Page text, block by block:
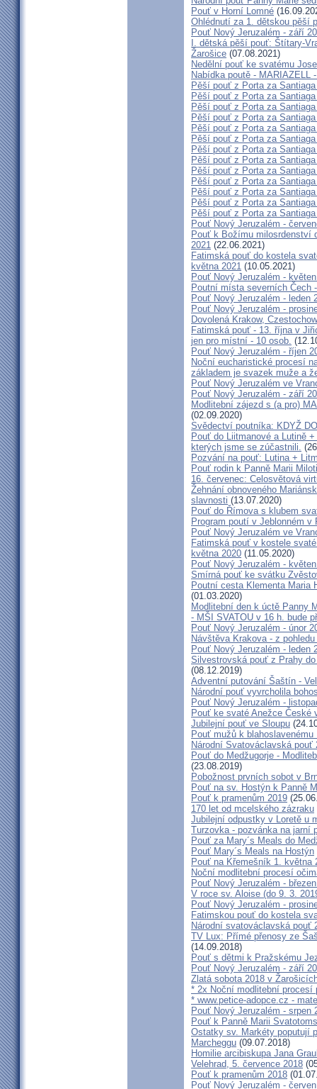
Pouť v Horní Lomné
Ohlédnutí za 1. dětskou pěší
Pouť Nový Jeruzalém - září
I. dětská pěší pouť: Štítary-
Žarošice (07.08.2021)
Nedělní pouť ke svatému
Nabídka poutě - MARIAZELL
Pěší pouť z Porta za
Pěší pouť z Porta za
Pěší pouť z Porta za
Pěší pouť z Porta za
Pěší pouť z Porta za
Pěší pouť z Porta za
Pěší pouť z Porta za
Pěší pouť z Porta za
Pěší pouť z Porta za
Pěší pouť z Porta za
Pěší pouť z Porta za
Pěší pouť z Porta za
Pěší pouť z Porta za
Pouť Nový Jeruzalém -
Pouť k Božímu milosrdenství
2021 (22.06.2021)
Fatimská pouť do kostela
května 2021 (10.05.2021)
Pouť Nový Jeruzalém -
Poutní místa severních Čech
Pouť Nový Jeruzalém - leden
Pouť Nový Jeruzalém -
Dovolená Krakow,
Fatimská pouť - 13. října v
jen pro místní - 10 osob.
Pouť Nový Jeruzalém - říjen
Noční eucharistické procesí
základem je svazek muže a
Pouť Nový Jeruzalém ve
Pouť Nový Jeruzalém - září
Modlitební zájezd s (a pro)
(02.09.2020)
Svědectví poutníka: KDYŽ
Pouť do Liitmanové a Lutině
kterých jsme se zúčastnili.
Pozvání na pouť: Lutina +
Pouť rodin k Panně Marii
16. červenec: Celosvětová
Žehnání obnoveného
slavnosti (13.07.2020)
Pouť do Římova s klubem
Program poutí v Jeblonném v
Pouť Nový Jeruzalém ve
Fatimská pouť v kostele
května 2020 (11.05.2020)
Pouť Nový Jeruzalém -
Smírná pouť ke svátku
Poutní cesta Klementa Maria
(01.03.2020)
Modlitební den k úctě Panny
- MŠI SVATOU v 16 h. bude
Pouť Nový Jeruzalém - únor
Návštěva Krakova - z
Pouť Nový Jeruzalém - leden
Silvestrovská pouť z Prahy
(08.12.2019)
Adventní putování Šaštín -
Národní pouť vyvrcholila
Pouť Nový Jeruzalém -
Pouť ke svaté Anežce České
Jubilejní pouť ve Sloupu
Pouť mužů k
Národní Svatováclavská pouť
Pouť do Medžugorje -
(23.08.2019)
Pobožnost prvních sobot v
Pouť na sv. Hostýn k Panně
Pouť k pramenům 2019
170 let od mcelského zázraku
Jubilejní odpustky v Loretě u
Turzovka - pozvánka na jarní
Pouť za Mary´s Meals do
Pouť Mary´s Meals na Hostýn
Pouť na Křemešník 1. května
Noční modlitební procesí
Pouť Nový Jeruzalém -
V roce sv. Aloise (do 9. 3.
Pouť Nový Jeruzalém -
Fatimskou pouť do kostela
Národní svatováclavská pouť
TV Lux: Přímé přenosy ze
(14.09.2018)
Pouť s dětmi k Pražskému
Pouť Nový Jeruzalém - září
Zlatá sobota 2018 v
* 2x Noční modlitební
* www.petice-adopce.cz -
Pouť Nový Jeruzalém - srpen
Pouť k Panně Marii
Ostatky sv. Markéty poputují
Marcheggu (09.07.2018)
Homilie arcibiskupa Jana
Velehrad, 5. července 2018
Pouť k pramenům 2018
Pouť Nový Jeruzalém -